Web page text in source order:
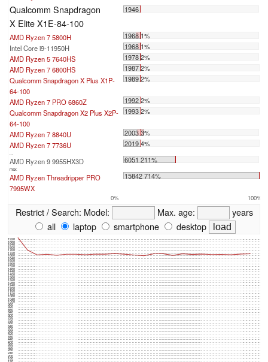
Qualcomm Snapdragon
X Elite X1E-84-100
1946
AMD Ryzen 7 5800H
1968 1%
Intel Core i9-11950H
1968 1%
AMD Ryzen 5 7640HS
1978 2%
AMD Ryzen 7 6800HS
1987 2%
Qualcomm Snapdragon X Plus X1P-
64-100
1989 2%
AMD Ryzen 7 PRO 6860Z
1992 2%
Qualcomm Snapdragon X2 Plus X2P-
64-100
1993 2%
AMD Ryzen 7 8840U
2003 3%
AMD Ryzen 7 7736U
2019 4%
...
AMD Ryzen 9 9955HX3D 6051 211%
max:
AMD Ryzen Threadripper PRO
7995WX
15842 714%
0% 100%
Restrict / Search: Model: Max. age:
years
all
laptop smartphone desktop
160
200
240
280
320
360
400
440
480
520
560
600
640
680
720
760
800
840
880
920
960
1000
1040
1080
1120
1160
1200
1240
1280
1320
1360
1400
1440
1480
1520
1560
1600
1640
1680
1720
1760
1800
1840
1880
1920